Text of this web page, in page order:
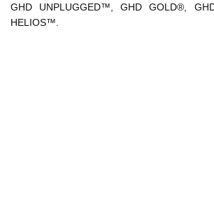
GHD UNPLUGGED™, GHD GOLD®,
HELIOS™.